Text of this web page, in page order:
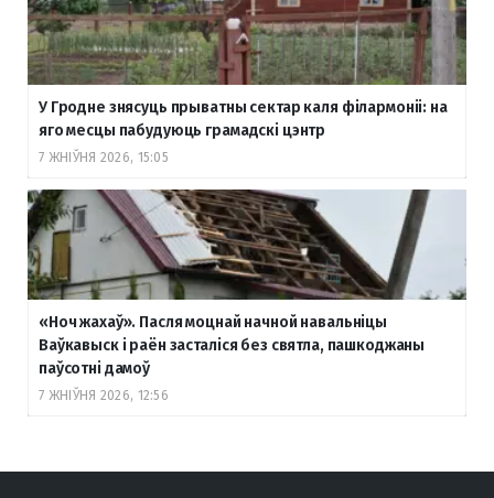
У Гродне знясуць прыватны сектар каля філармоніі: на
яго месцы пабудуюць грамадскі цэнтр
7 ЖНІЎНЯ 2026, 15:05
«Ноч жахаў». Пасля моцнай начной навальніцы
Ваўкавыск і раён засталіся без святла, пашкоджаны
паўсотні дамоў
7 ЖНІЎНЯ 2026, 12:56